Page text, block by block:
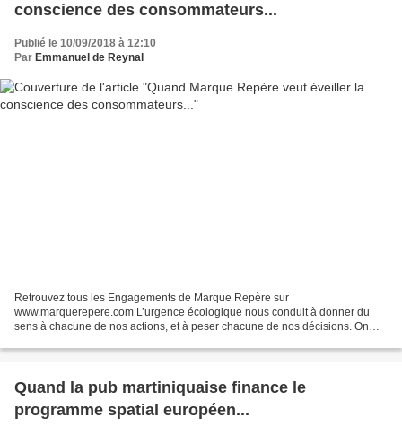
conscience des consommateurs...
Publié le 10/09/2018 à 12:10
Par Emmanuel de Reynal
Retrouvez tous les Engagements de Marque Repère sur
www.marquerepere.com L’urgence écologique nous conduit à donner du
sens à chacune de nos actions, et à peser chacune de nos décisions. On
Quand la pub martiniquaise finance le
programme spatial européen...